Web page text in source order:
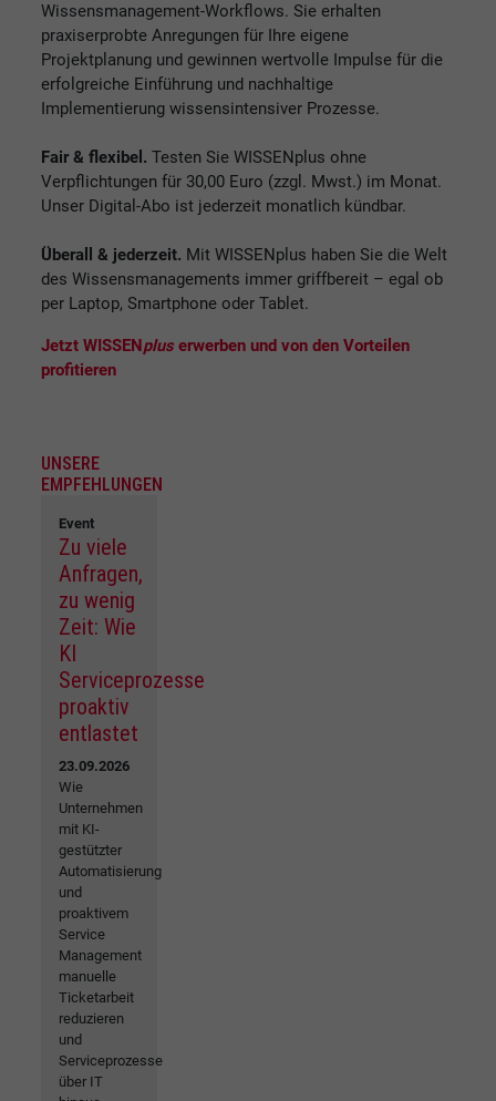
Wissensmanagement-Workflows. Sie erhalten
praxiserprobte Anregungen für Ihre eigene
Projektplanung und gewinnen wertvolle Impulse für die
erfolgreiche Einführung und nachhaltige
Implementierung wissensintensiver Prozesse.
Fair & flexibel. Testen Sie WISSENplus ohne
Verpflichtungen für 30,00 Euro (zzgl. Mwst.) im Monat.
Unser Digital-Abo ist jederzeit monatlich kündbar.
Überall & jederzeit. Mit WISSENplus haben Sie die Welt
des Wissensmanagements immer griffbereit – egal ob
per Laptop, Smartphone oder Tablet.
Jetzt WISSEN plus erwerben und von den Vorteilen
profitieren
UNSERE
EMPFEHLUNGEN
Event
Zu viele
Anfragen,
zu wenig
Zeit: Wie
KI
Serviceprozesse
proaktiv
entlastet
23.09.2026
Wie
Unternehmen
mit KI-
gestützter
Automatisierung
und
proaktivem
Service
Management
manuelle
Ticketarbeit
reduzieren
und
Serviceprozesse
über IT